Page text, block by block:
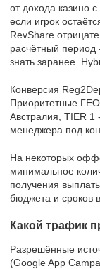
от дохода казино
если игрок
RevShare
расчётный период
знать заранее.
Конверсия
Приоритетные
Австралия, TIER 1
менеджера под
На некоторых
минимальное
получения
бюджета и сроков
Какой трафик
Разрешённые
(Google App